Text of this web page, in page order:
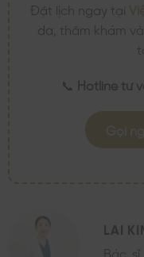
Đặt lịch ngay tại
da, thăm khám
📞 Hotline tư
LAI
Bác